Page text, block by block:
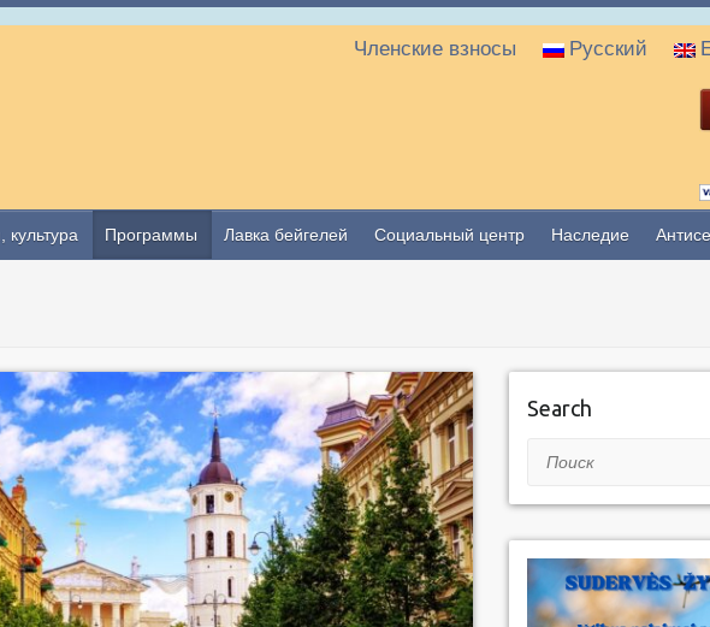
Членские взносы Русский
культура Программы Лавка бейгелей Социальный центр Наследие
Search
Поиск